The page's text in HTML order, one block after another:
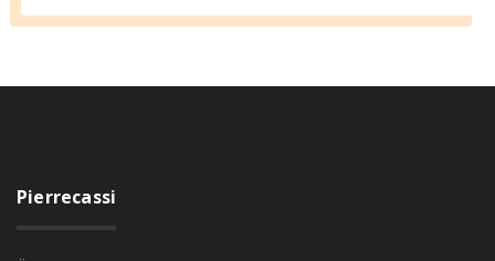
Pierrecassi